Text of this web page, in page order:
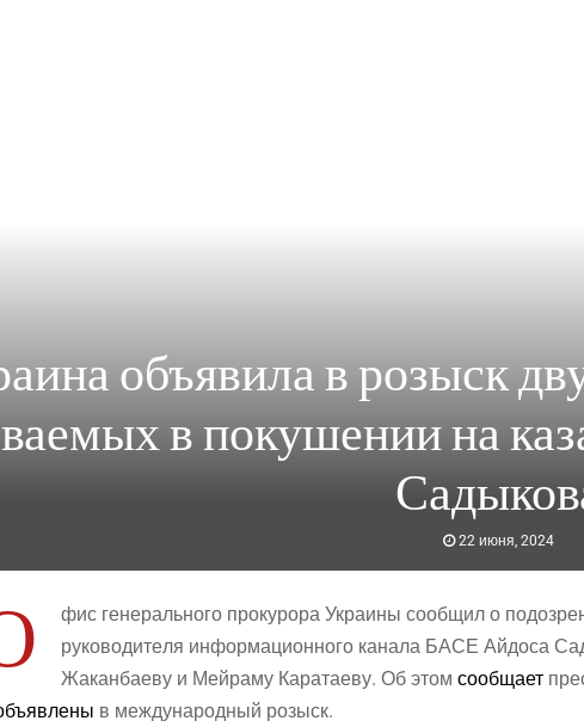
объявила в розыск
в покушении на
22 июня, 2024
фис гене­раль­но­го про­ку­ро­ра Укра­и­ны сооб­щил о
руко­во­ди­те­ля инфор­ма­ци­он­но­го кана­ла БАСЕ Айдо­са
Жакан­ба­е­ву и Мей­ра­му Кара­та­е­ву. Об этом сооб­ща­ет
в меж­ду­на­род­ный розыск.